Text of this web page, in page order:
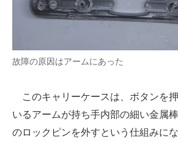
故障の原因はアームにあった
このキャリーケースは、ボタンを
いるアームが持ち手内部の細い金属
のロックピンを外すという仕組みに